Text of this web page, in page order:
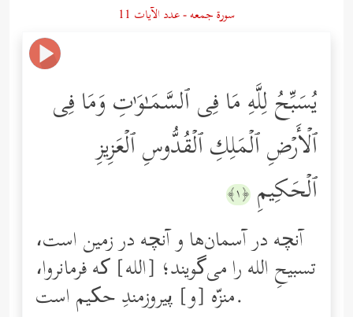
سورة جمعه - عدد الآيات 11
یُسَبِّحُ لِلَّهِ مَا فِی ٱلسَّمَـٰوَ ٰ⁠تِ وَمَا فِی
ٱلۡأَرۡضِ ٱلۡمَلِكِ ٱلۡقُدُّوسِ ٱلۡعَزِیزِ
ٱلۡحَكِیمِ ﴿١﴾
آنچه در آسمان‌ها و آنچه در زمین است،
تسبیحِ الله را می‌گویند؛ [الله] که فرمانروا،
منزّه [و] پیروزمندِ حکیم است.